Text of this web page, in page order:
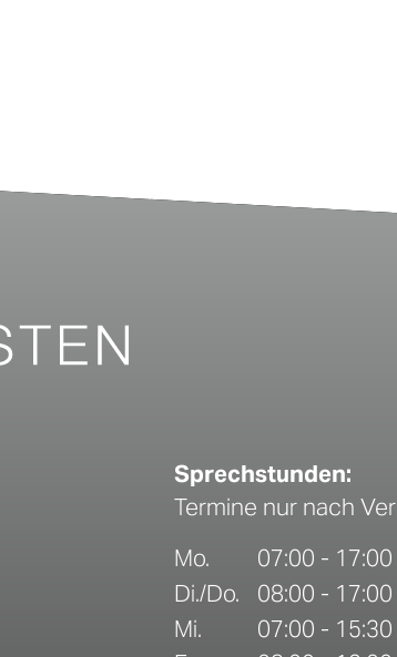
Sprechstunden:
Termine nur nach
Mo.
07:00 -
Di./Do.
08:00 -
Mi.
07:00 -